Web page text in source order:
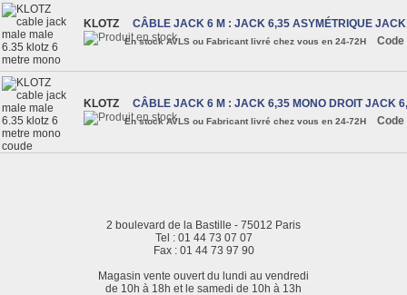
KLOTZ CÂBLE JACK 6 M : JACK 6,35 ASYMÉTRIQUE
En stock AVLS ou Fabricant livré chez vous en 24-72H Code
KLOTZ CÂBLE JACK 6 M : JACK 6,35 MONO DROIT JACK
En stock AVLS ou Fabricant livré chez vous en 24-72H Code
2 boulevard de la Bastille - 75012 Paris
Tel : 01 44 73 07 07
Fax : 01 44 73 97 90
Magasin vente ouvert du lundi au vendredi
de 10h à 18h et le samedi de 10h à 13h